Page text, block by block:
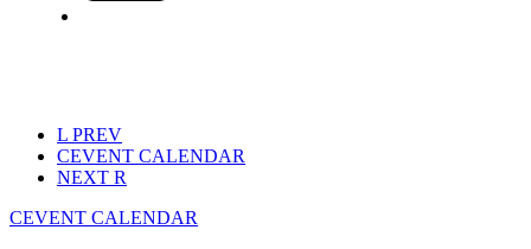
L PREV
CEVENT CALENDAR
NEXT R
CEVENT CALENDAR